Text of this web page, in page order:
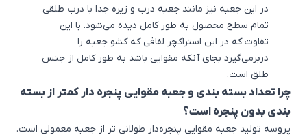
در این جعبه نیز مانند جعبه درب و زیره جدا با درب طلقی
تمام سطح محصول به طور کامل دیده می‌شود. با این
تفاوت که در این استراکچر لفافی که کشو جعبه را
دربرمی‌گیرد بجای آنکه مقوایی باشد به طور کامل از جنس
طلق است.
چرا تعداد بسته بندی و جعبه مقوایی پنجره دار کمتر از بسته
بندی بدون پنجره است؟
پروسه تولید جعبه مقوایی پنجره‌دار طولانی تر از جعبه معمولی است.